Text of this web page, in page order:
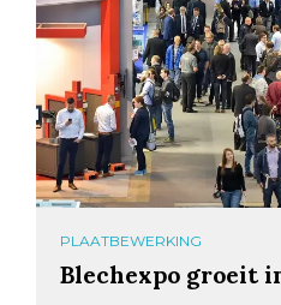
PLAATBEWERKING
Blechexpo groeit